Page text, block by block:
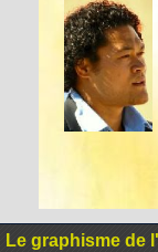
Le graphisme de